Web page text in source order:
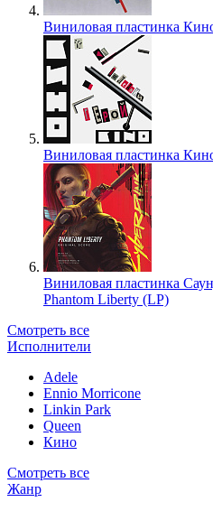
Виниловая пластинка
Виниловая пластинка
Виниловая пластинка
Phantom Liberty (LP)
Смотреть все
Исполнители
Adele
Ennio Morricone
Linkin Park
Queen
Кино
Смотреть все
Жанр